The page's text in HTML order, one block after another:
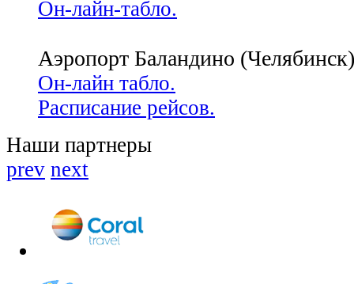
Он-лайн-табло.
Аэропорт Баландино (Челябинск)
Он-лайн табло.
Расписание рейсов.
Наши партнеры
prev next